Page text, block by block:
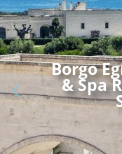
Borgo
& Spa